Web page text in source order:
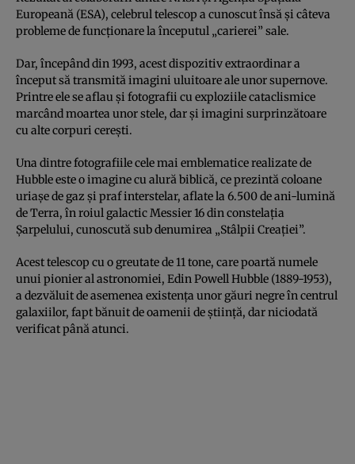
Europeană (ESA), celebrul telescop a cunoscut însă şi câteva
probleme de funcţionare la începutul „carierei” sale.
Dar, începând din 1993, acest dispozitiv extraordinar a
început să transmită imagini uluitoare ale unor supernove.
Printre ele se aflau şi fotografii cu exploziile cataclismice
marcând moartea unor stele, dar şi imagini surprinzătoare
cu alte corpuri cereşti.
Una dintre fotografiile cele mai emblematice realizate de
Hubble este o imagine cu alură biblică, ce prezintă coloane
uriaşe de gaz şi praf interstelar, aflate la 6.500 de ani-lumină
de Terra, în roiul galactic Messier 16 din constelaţia
Şarpelului, cunoscută sub denumirea „Stâlpii Creaţiei”.
Acest telescop cu o greutate de 11 tone, care poartă numele
unui pionier al astronomiei, Edin Powell Hubble (1889-1953),
a dezvăluit de asemenea existenţa unor găuri negre în centrul
galaxiilor, fapt bănuit de oamenii de ştiinţă, dar niciodată
verificat până atunci.